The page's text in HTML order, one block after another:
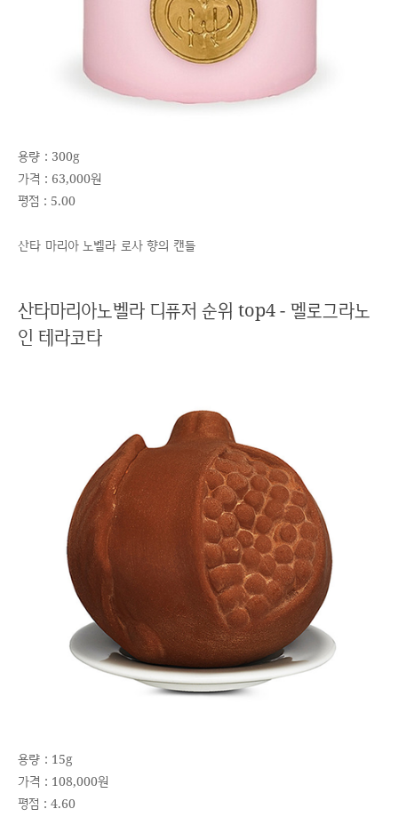
용량 : 300g
가격 : 63,000원
평점 : 5.00
산타 마리아 노벨라 로사 향의 캔들
산타마리아노벨라 디퓨저 순위 top4 - 멜로그라노
인 테라코타
용량 : 15g
가격 : 108,000원
평점 : 4.60